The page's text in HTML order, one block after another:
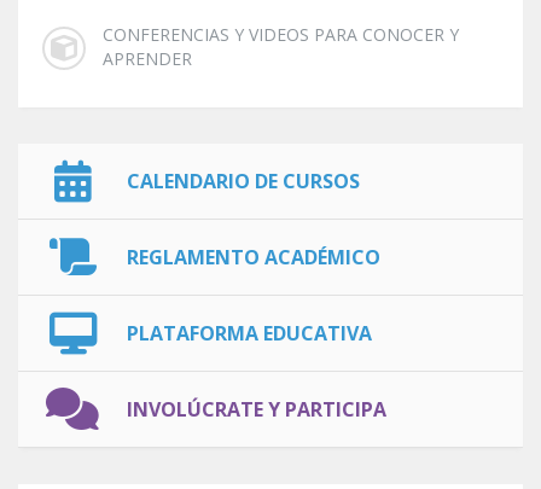
CONFERENCIAS Y VIDEOS PARA CONOCER Y
APRENDER
CALENDARIO DE CURSOS
REGLAMENTO ACADÉMICO
PLATAFORMA EDUCATIVA
INVOLÚCRATE Y PARTICIPA